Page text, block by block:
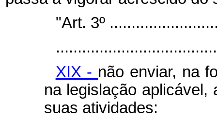
"Art. 3º
XIX - não enviar, na
na legislação aplicável,
suas atividades: